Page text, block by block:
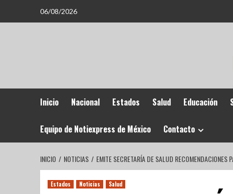
06/08/2026
Inicio Nacional Estados Salud Educación
Equipo de Notiexpress de México Contacto
INICIO NOTICIAS EMITE SECRETARÍA DE SALUD RECOMENDACIONES
Estados Noticias Salud